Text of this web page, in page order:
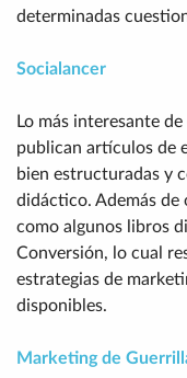
determinadas
Socialancer
Lo más interesante
publican artículos de
bien estructuradas y
didáctico. Además
como algunos libros
Conversión, lo cual
estrategias de
disponibles.
Marketing de